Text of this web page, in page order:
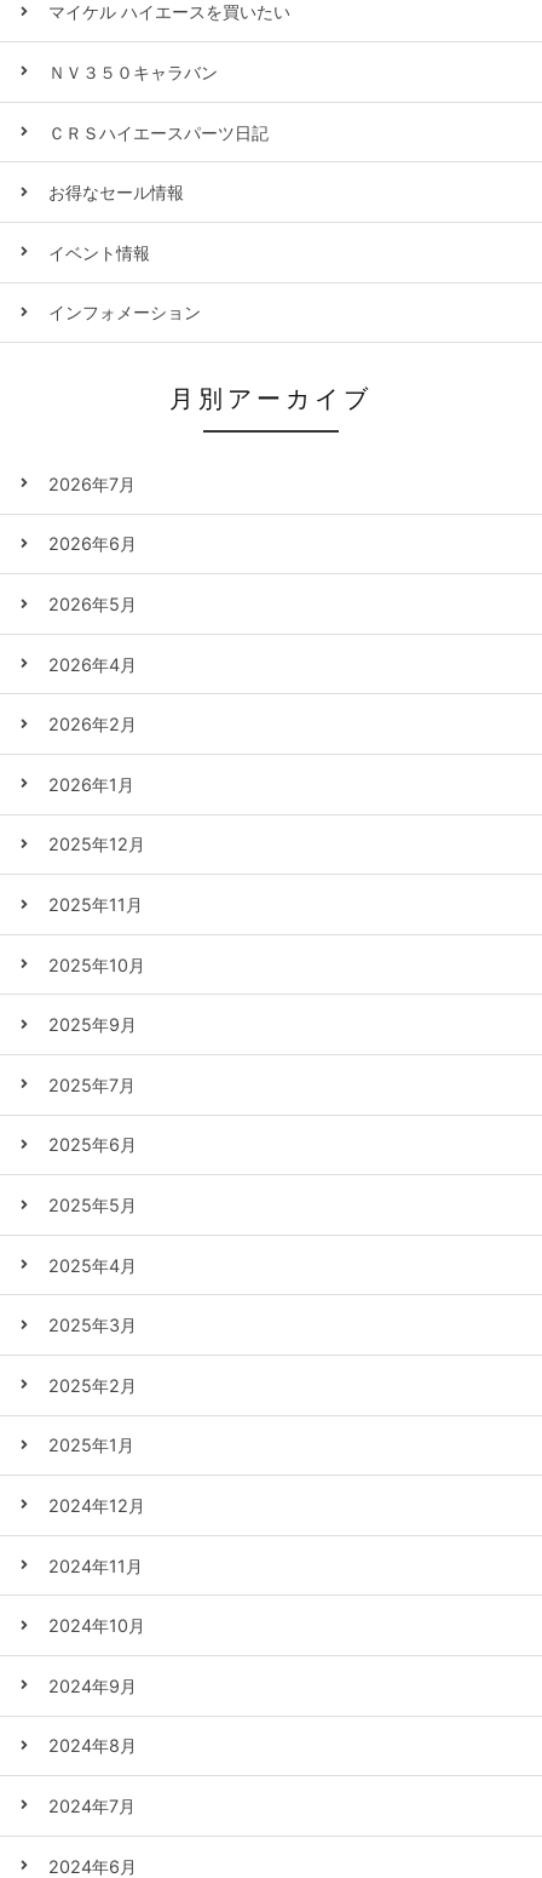
マイケル ハイエースを買いたい
ＮＶ３５０キャラバン
ＣＲＳハイエースパーツ日記
お得なセール情報
イベント情報
インフォメーション
月別アーカイブ
2026年7月
2026年6月
2026年5月
2026年4月
2026年2月
2026年1月
2025年12月
2025年11月
2025年10月
2025年9月
2025年7月
2025年6月
2025年5月
2025年4月
2025年3月
2025年2月
2025年1月
2024年12月
2024年11月
2024年10月
2024年9月
2024年8月
2024年7月
2024年6月